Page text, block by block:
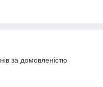
за домовленістю